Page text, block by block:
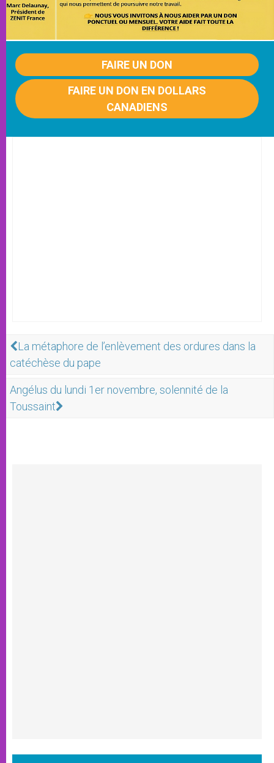
FAIRE UN DON
FAIRE UN DON EN DOLLARS
CANADIENS
La métaphore de l’enlèvement des ordures dans la
catéchèse du pape
Angélus du lundi 1er novembre, solennité de la
Toussaint